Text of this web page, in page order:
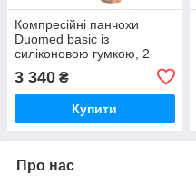
Компресійні панчохи
Duomed basic із
силіконовою гумкою, 2
клас із відкритим носком,
широке стегно
3 340 ₴
Купити
Про нас